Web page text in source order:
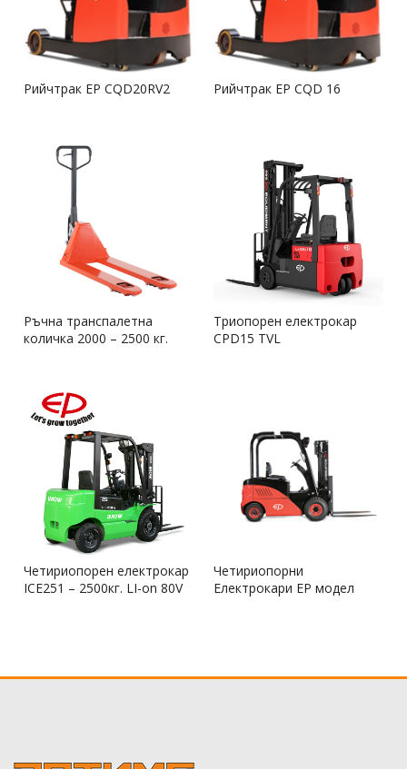
Рийчтрак EP CQD20RV2 Рийчтрак EP CQD 16
Ръчна транспалетна
количка 2000 – 2500 кг.
Триопорен електрокар
CPD15 TVL
Четириопорен електрокар
ICE251 – 2500кг. LI-on 80V
Четириопорни
Електрокари ЕР модел